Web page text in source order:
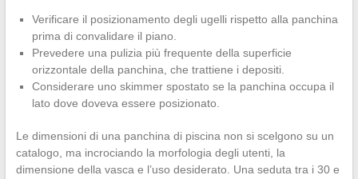
Verificare il posizionamento degli ugelli rispetto alla panchina
prima di convalidare il piano.
Prevedere una pulizia più frequente della superficie
orizzontale della panchina, che trattiene i depositi.
Considerare uno skimmer spostato se la panchina occupa il
lato dove doveva essere posizionato.
Le dimensioni di una panchina di piscina non si scelgono su un
catalogo, ma incrociando la morfologia degli utenti, la
dimensione della vasca e l’uso desiderato. Una seduta tra i 30 e